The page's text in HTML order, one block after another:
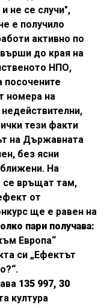
не се случи",
е получило
активно по
до края на
НПО,
номера на
тези факти
на Държавната
без ясни
На
се връщат там,
от
ще е равен на
пари получава:
Европа“
си „Ефектът
135 997, 30
култура